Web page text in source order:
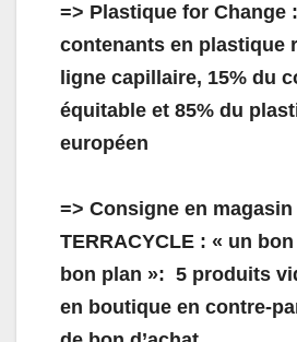
=> Plastique for Change
contenants en plastique
ligne capillaire, 15% du
équitable et 85% du
européen
=> Consigne en magasin
TERRACYCLE : « un
bon plan »: 5 produits
en boutique en contre-